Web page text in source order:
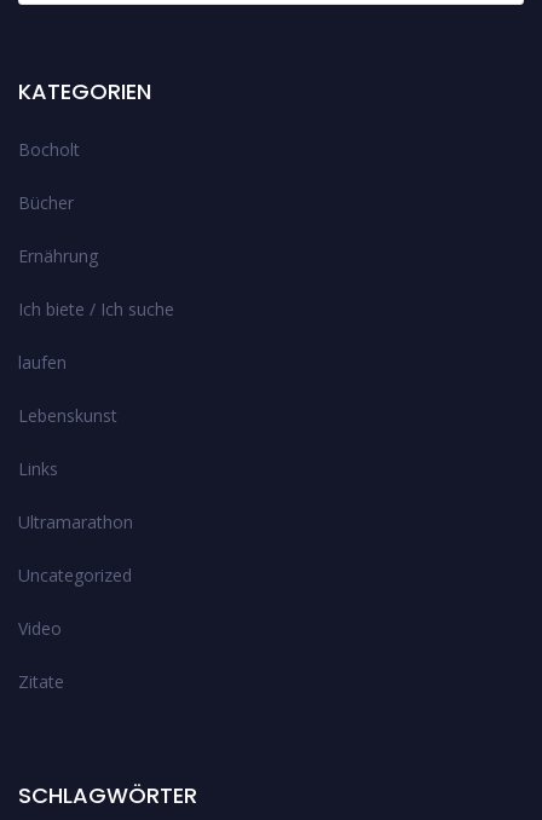
KATEGORIEN
Bocholt
Bücher
Ernährung
Ich biete / Ich suche
laufen
Lebenskunst
Links
Ultramarathon
Uncategorized
Video
Zitate
SCHLAGWÖRTER